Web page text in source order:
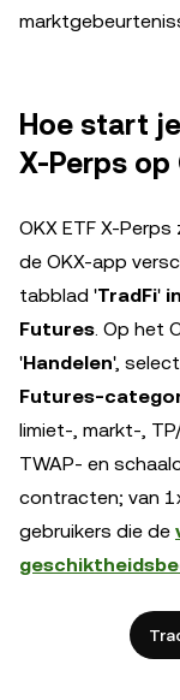
Hoe start
X-Perps op
OKX ETF X-
de OKX-app
tabblad 'TradFi'
Futures. Op het
'Handelen',
Futures-
limiet-, markt-,
TWAP- en
contracten; van
gebruikers die de